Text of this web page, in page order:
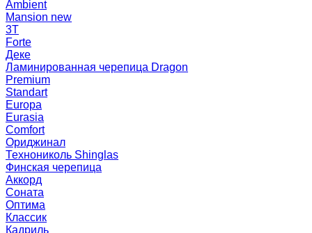
Ambient
Mansion new
3Т
Forte
Деке
Ламинированная черепица Dragon
Premium
Standart
Europa
Eurasia
Comfort
Ориджинал
Технониколь Shinglas
Финская черепица
Аккорд
Соната
Оптима
Классик
Кадриль